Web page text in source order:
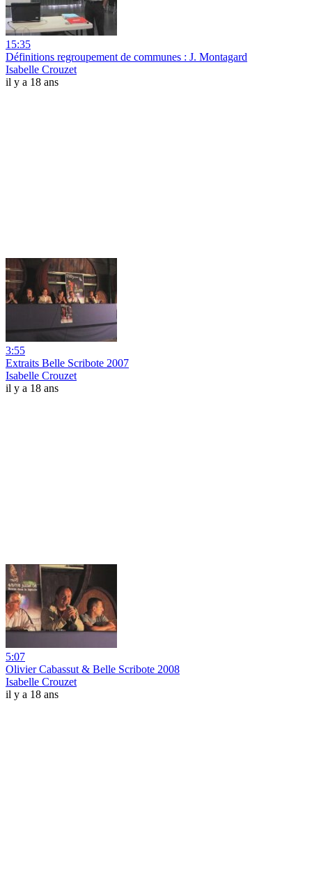
15:35
Définitions regroupement de communes : J. Montagard
Isabelle Crouzet
il y a 18 ans
3:55
Extraits Belle Scribote 2007
Isabelle Crouzet
il y a 18 ans
5:07
Olivier Cabassut & Belle Scribote 2008
Isabelle Crouzet
il y a 18 ans